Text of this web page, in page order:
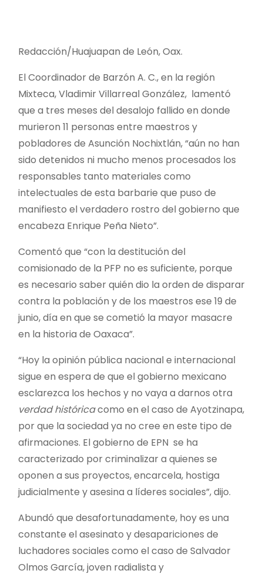
Redacción/Huajuapan de León, Oax.
El Coordinador de Barzón A. C., en la región
Mixteca, Vladimir Villarreal González, lamentó
que a tres meses del desalojo fallido en donde
murieron 11 personas entre maestros y
pobladores de Asunción Nochixtlán, “aún no han
sido detenidos ni mucho menos procesados los
responsables tanto materiales como
intelectuales de esta barbarie que puso de
manifiesto el verdadero rostro del gobierno que
encabeza Enrique Peña Nieto”.
Comentó que “con la destitución del
comisionado de la PFP no es suficiente, porque
es necesario saber quién dio la orden de disparar
contra la población y de los maestros ese 19 de
junio, día en que se cometió la mayor masacre
en la historia de Oaxaca”.
“Hoy la opinión pública nacional e internacional
sigue en espera de que el gobierno mexicano
esclarezca los hechos y no vaya a darnos otra
verdad históricacomo en el caso de Ayotzinapa,
por que la sociedad ya no cree en este tipo de
afirmaciones. El gobierno de EPN se ha
caracterizado por criminalizar a quienes se
oponen a sus proyectos, encarcela, hostiga
judicialmente y asesina a líderes sociales”, dijo.
Abundó que desafortunadamente, hoy es una
constante el asesinato y desapariciones de
luchadores sociales como el caso de Salvador
Olmos García, joven radialista y